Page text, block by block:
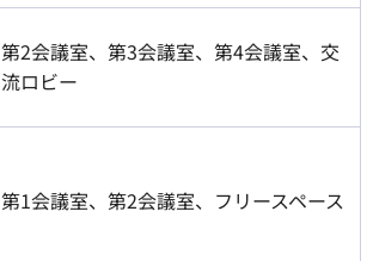
第2会議室、第3会議室、第4会議室、交
流ロビー
第1会議室、第2会議室、フリースペース